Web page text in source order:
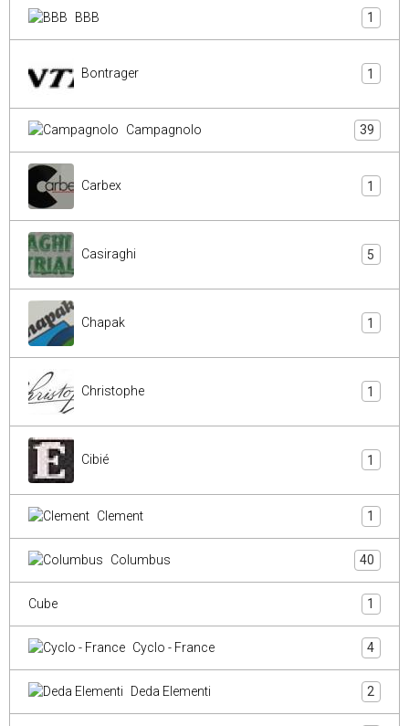
BBB 1
Bontrager 1
Campagnolo 39
Carbex 1
Casiraghi 5
Chapak 1
Christophe 1
Cibié 1
Clement 1
Columbus 40
Cube 1
Cyclo - France 4
Deda Elementi 2